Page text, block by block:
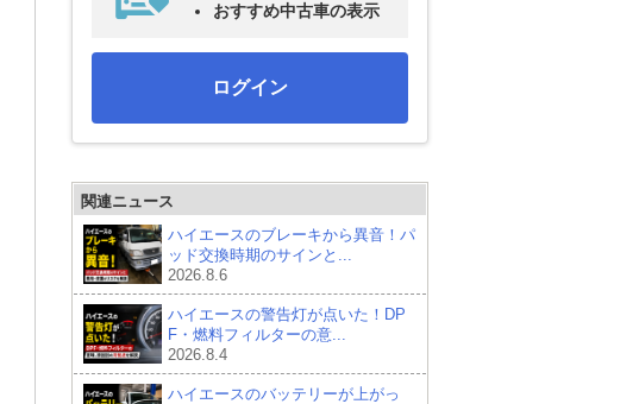
おすすめ中古車の表示
ログイン
関連ニュース
ハイエースのブレーキから異音！パ
ッド交換時期のサインと...
2026.8.6
ハイエースの警告灯が点いた！DP
F・燃料フィルターの意...
2026.8.4
ハイエースのバッテリーが上がっ